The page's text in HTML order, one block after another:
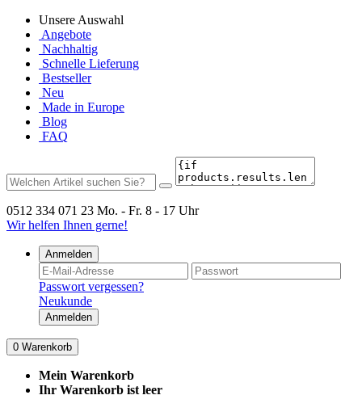
Unsere Auswahl
Angebote
Nachhaltig
Schnelle Lieferung
Bestseller
Neu
Made in Europe
Blog
FAQ
0512 334 071 23 Mo. - Fr. 8 - 17 Uhr
Wir helfen Ihnen gerne!
Anmelden
Passwort vergessen?
Neukunde
Anmelden
0 Warenkorb
Mein Warenkorb
Ihr Warenkorb ist leer